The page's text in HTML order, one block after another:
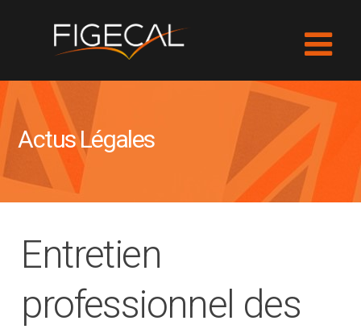
Actus Légales
Entretien
professionnel des